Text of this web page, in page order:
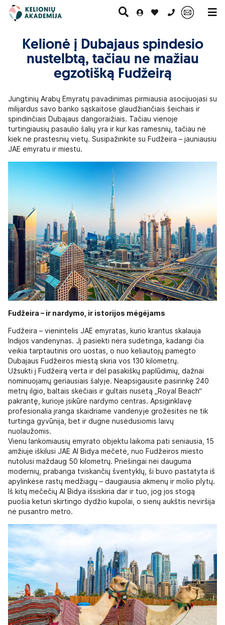
0 700 11007
Pažintinės
Egzotinės
Kelionė į Dubajaus spindesio
nustelbtą, tačiau ne mažiau
egzotišką Fudžeirą
Jungtinių Arabų Emyratų pavadinimas pirmiausia asocijuojasi su
milijardus savo banko sąskaitose glaudžiančiais šeichais ir
spindinčiais Dubajaus dangoraižiais. Tačiau vienoje
turtingiausių pasaulio šalių yra ir kur kas ramesnių, tačiau nė
kiek ne prastesnių vietų. Susipažinkite su Fudžeira – jauniausiu
JAE emyratu ir miestu.
Fudžeira – ir nardymo, ir istorijos mėgėjams
Fudžeira – vienintelis JAE emyratas, kurio krantus skalauja
Indijos vandenynas. Jį pasiekti nėra sudėtinga, kadangi čia
veikia tarptautinis oro uostas, o nuo keliautojų pamėgto
Dubajaus Fudžeiros miestą skiria vos 130 kilometrų.
Užsukti į Fudžeirą verta ir dėl pasakiškų paplūdimių, dažnai
nominuojamų geriausiais šalyje. Neapsigausite pasirinkę 240
metrų ilgio, baltais skėčiais ir gultais nusėtą „Royal Beach“
pakrantę, kurioje įsikūrė nardymo centras. Apsiginklavę
profesionalia įranga skaidriame vandenyje grožėsitės ne tik
turtinga gyvūnija, bet ir dugne nusėdusiomis laivų
nuolaužomis.
Vienu lankomiausių emyrato objektu laikoma pati seniausia, 15
amžiuje iškilusi JAE Al Bidya mečetė, nuo Fudžeiros miesto
nutolusi maždaug 50 kilometrų. Priešingai nei dauguma
modernių, prabanga tviskančių šventyklų, ši buvo pastatyta iš
apylinkėse rastų medžiagų – daugiausia akmenų ir molio plytų.
Iš kitų mečečių Al Bidya išsiskiria dar ir tuo, jog jos stogą
puošia keturi skirtingo dydžio kupolai, o sienų aukštis neviršija
nė pusantro metro.